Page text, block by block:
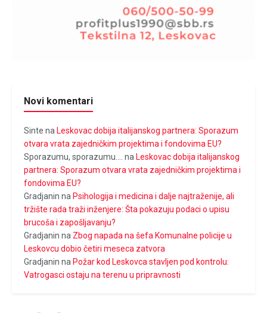
Novi komentari
Sinte na Leskovac dobija italijanskog partnera: Sporazum
otvara vrata zajedničkim projektima i fondovima EU?
Sporazumu, sporazumu.... na Leskovac dobija italijanskog
partnera: Sporazum otvara vrata zajedničkim projektima i
fondovima EU?
Gradjanin na Psihologija i medicina i dalje najtraženije, ali
tržište rada traži inženjere: Šta pokazuju podaci o upisu
brucoša i zapošljavanju?
Gradjanin na Zbog napada na šefa Komunalne policije u
Leskovcu dobio četiri meseca zatvora
Gradjanin na Požar kod Leskovca stavljen pod kontrolu:
Vatrogasci ostaju na terenu u pripravnosti